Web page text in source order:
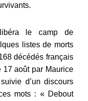
libéra le camp de
listes de morts
décédés français
août par Maurice
d’un discours
mots : « Debout